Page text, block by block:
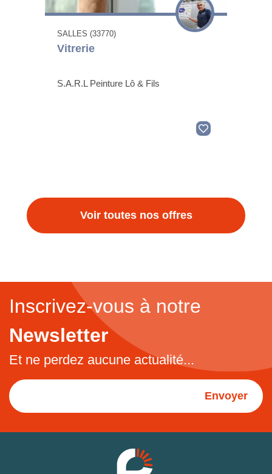
SALLES (33770)
Vitrerie
S.A.R.L Peinture Lô & Fils
Voir toutes nos offres
Inscrivez-vous à notre
Newsletter
Et ne perdez aucune actualité...
Envoyer